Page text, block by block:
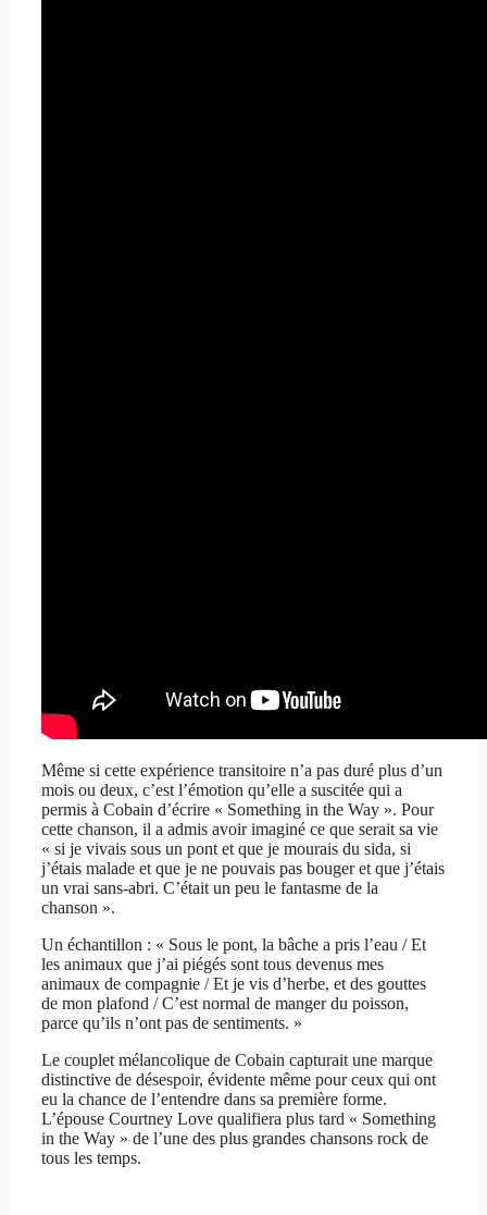
Même si cette expérience transitoire n’a pas duré plus d’un
mois ou deux, c’est l’émotion qu’elle a suscitée qui a
permis à Cobain d’écrire « Something in the Way ». Pour
cette chanson, il a admis avoir imaginé ce que serait sa vie
« si je vivais sous un pont et que je mourais du sida, si
j’étais malade et que je ne pouvais pas bouger et que j’étais
un vrai sans-abri. C’était un peu le fantasme de la
chanson ».
Un échantillon : « Sous le pont, la bâche a pris l’eau / Et
les animaux que j’ai piégés sont tous devenus mes
animaux de compagnie / Et je vis d’herbe, et des gouttes
de mon plafond / C’est normal de manger du poisson,
parce qu’ils n’ont pas de sentiments. »
Le couplet mélancolique de Cobain capturait une marque
distinctive de désespoir, évidente même pour ceux qui ont
eu la chance de l’entendre dans sa première forme.
L’épouse Courtney Love qualifiera plus tard « Something
in the Way » de l’une des plus grandes chansons rock de
tous les temps.